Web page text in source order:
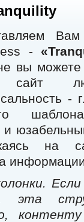
-
вы можете
сайт
-
и
на
эта